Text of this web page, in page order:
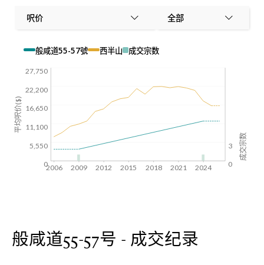
呎价 全部
般咸道55-57號 西半山 成交宗数
3
0
2006 2009 2012 2015 2018 2021 2024
成交宗数
27,750
22,200
16,650
11,100
5,550
0
平均呎价($)
般咸道55-57号 - 成交纪录